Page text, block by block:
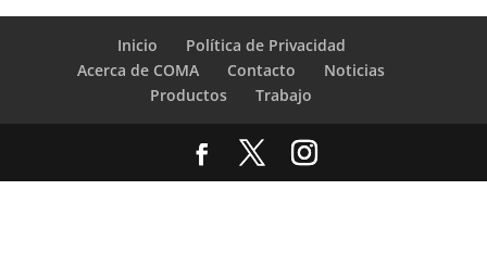
Inicio
Política de Privacidad
Acerca de COMA
Contacto
Noticias
Productos
Trabajo